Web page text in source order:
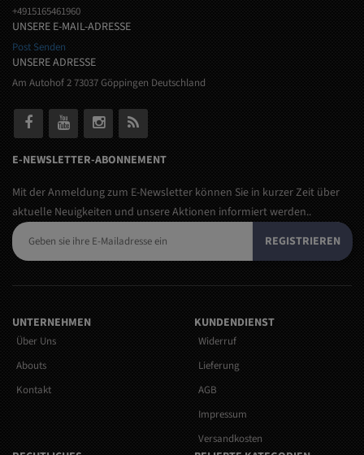
+4915165461960
UNSERE E-MAIL-ADRESSE
Post Senden
UNSERE ADRESSE
Am Autohof 2 73037 Göppingen Deutschland
E-NEWSLETTER-ABONNEMENT
Mit der Anmeldung zum E-Newsletter können Sie in kurzer Zeit über
aktuelle Neuigkeiten und unsere Aktionen informiert werden..
REGISTRIEREN
UNTERNEHMEN
Über Uns
Abouts
Kontakt
KUNDENDIENST
Widerruf
Lieferung
AGB
Impressum
Versandkosten